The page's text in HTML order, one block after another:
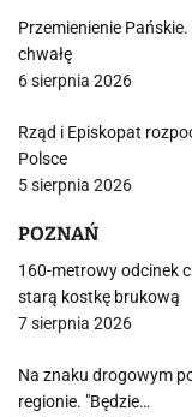
Przemienienie
chwałę
6 sierpnia 2026
Rząd i Episkopat
Polsce
5 sierpnia 2026
POZNAŃ
160-metrowy odcinek
starą kostkę brukową
7 sierpnia 2026
Na znaku drogowym
regionie. "Będzie…